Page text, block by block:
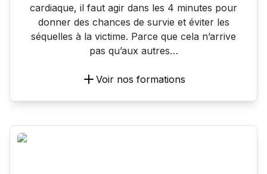
cardiaque, il faut agir dans les 4 minutes pour
donner des chances de survie et éviter les
séquelles à la victime. Parce que cela n’arrive
pas qu’aux autres…
Voir nos formations